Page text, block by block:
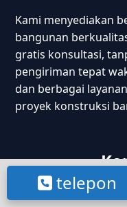
Kami menyediakan
bangunan
gratis konsultasi,
pengiriman tepat
dan berbagai
proyek konstruksi
Kp. Cijantra
telepon